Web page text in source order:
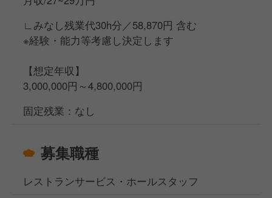
イトもOK！)
私たちと一緒に"人と人との出会いの場"を創っていき
ませんか？
∟みなし残業代30h分／58,870円 含む
※経験・能力等考慮し決定します
【想定年収】
3,000,000円～4,800,000円
固定残業：なし
募集職種
レストランサービス・ホールスタッフ